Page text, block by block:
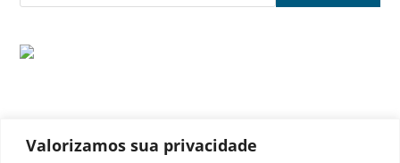
Valorizamos sua privacidade